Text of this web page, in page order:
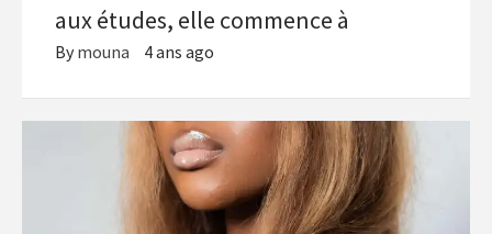
aux études, elle commence à
By mouna 4 ans ago